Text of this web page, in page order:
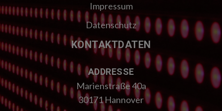
Impressum
Datenschutz
KONTAKTDATEN
ADDRESSE
Marienstraße 40a
30171 Hannover